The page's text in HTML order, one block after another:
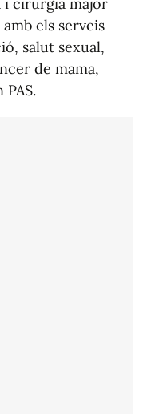
els serveis
salut sexual,
de mama,